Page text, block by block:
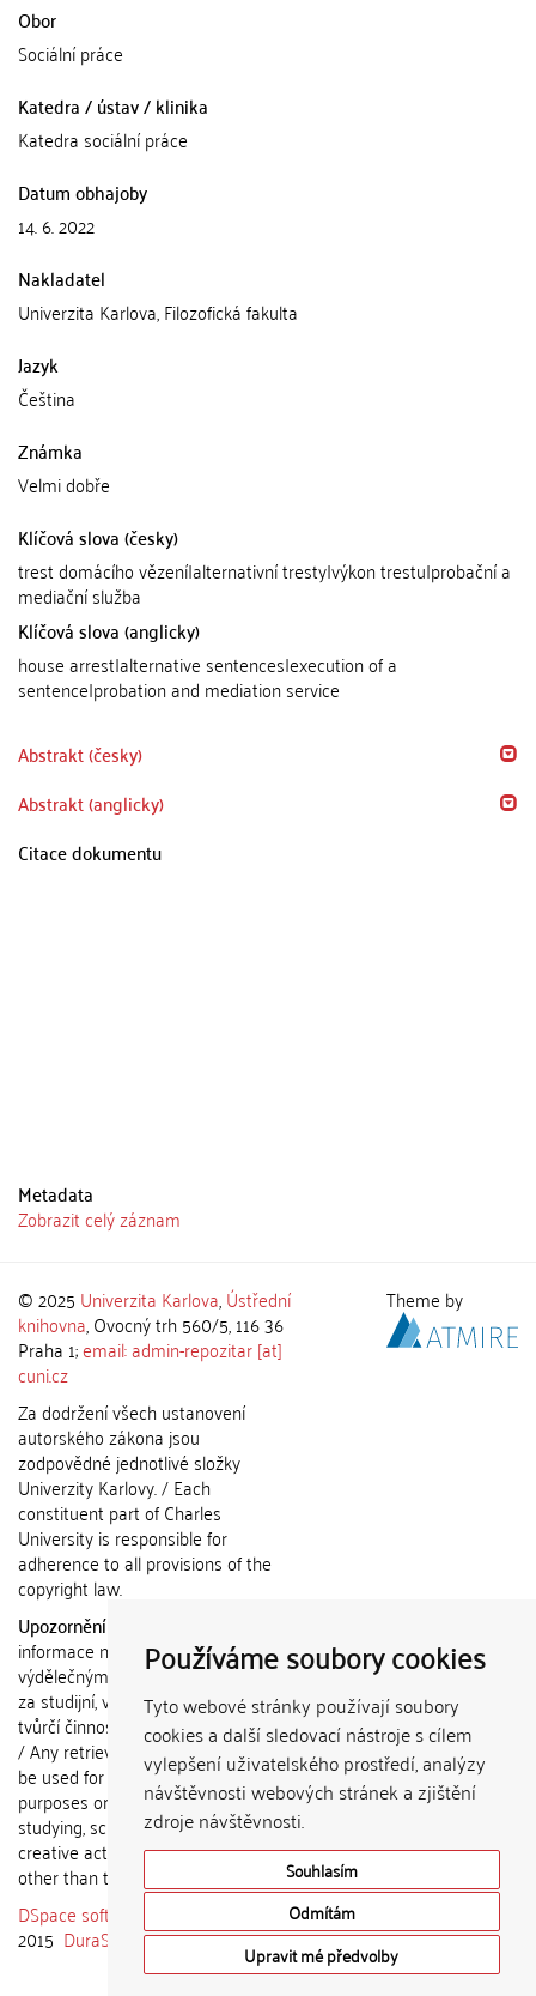
Používáme soubory cookies
Tyto webové stránky používají soubory
cookies a další sledovací nástroje s cílem
vylepšení uživatelského prostředí, analýzy
návštěvnosti webových stránek a zjištění
zdroje návštěvnosti.
Souhlasím
Odmítám
Upravit mé předvolby
Obor
Sociální práce
Katedra / ústav / klinika
Katedra sociální práce
Datum obhajoby
14. 6. 2022
Nakladatel
Univerzita Karlova, Filozofická fakulta
Jazyk
Čeština
Známka
Velmi dobře
Klíčová slova (česky)
trest domácího vězení|alternativní tresty|výkon trestu|probační a
mediační služba
Klíčová slova (anglicky)
house arrest|alternative sentences|execution of a
sentence|probation and mediation service
Abstrakt (česky)
Abstrakt (anglicky)
Citace dokumentu
Metadata
Zobrazit celý záznam
© 2025 Univerzita Karlova,Ústřední
knihovna, Ovocný trh 560/5, 116 36
Praha 1;email: admin-repozitar [at]
cuni.cz
Za dodržení všech ustanovení
autorského zákona jsou
zodpovědné jednotlivé složky
Univerzity Karlovy. / Each
constituent part of Charles
University is responsible for
adherence to all provisions of the
copyright law.
Upozornění / Notice:
informace nemohou být použity k
výdělečným účelům nebo vydávány
za studijní, vědeckou nebo jinou
tvůrčí činnost jiné osoby než autora.
/ Any retrieved information shall not
be used for any commercial
purposes or claimed as results of
studying, scientific or any other
creative activities of any person
other than the author.
DSpace software
copyright © 2002-
2015 DuraSpace
Theme by